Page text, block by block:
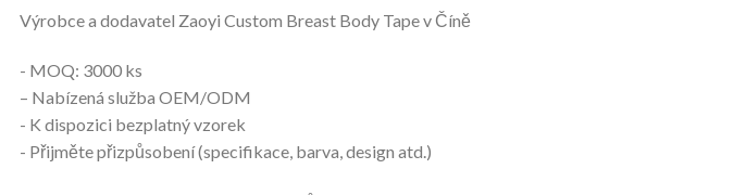
Výrobce a dodavatel Zaoyi Custom Breast Body Tape v Číně
- MOQ: 3000 ks
– Nabízená služba OEM/ODM
- K dispozici bezplatný vzorek
- Přijměte přizpůsobení (specifikace, barva, design atd.)